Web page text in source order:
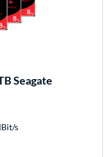
Seagate
s